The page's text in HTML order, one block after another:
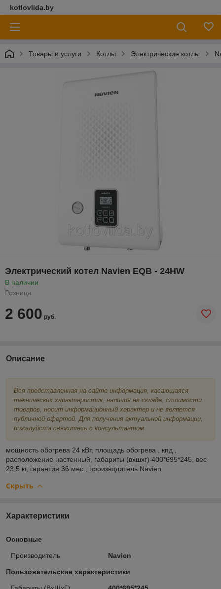
kotlovlida.by
Товары и услуги Котлы Электрические котлы
Электрический котел Navien EQB - 24HW
В наличии
Розница
2 600 руб.
Описание
Вся представленная на сайте информация, касающаяся
технических характеристик, наличия на складе, стоимости
товаров, носит информационный характер и не является
публичной офертой. Для получения актуальной информации,
пожалуйста свяжитесь с консультантом
мощность обогрева 24 кВт, площадь обогрева кпд
расположение настенный, габариты (вхшхг) 400*695*245, вес
23,5 кг, гарантия 36 мес., производитель Navien
Скрыть
Характеристики
Основные
Производитель Navien
Пользовательские характеристики